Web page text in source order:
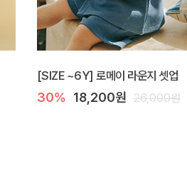
[SIZE ~6Y] 로메이 라운지 셋업
30% 18,200원 26,000원